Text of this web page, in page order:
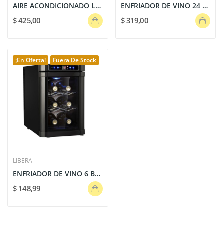
AIRE ACONDICIONADO LIBERA INVERTER 12000 BTU |...
$ 425,00
ENFRIADOR DE VINO 24 BOTELLAS
$ 319,00
¡En Oferta! Fuera De Stock
LIBERA
ENFRIADOR DE VINO 6 BOTELLAS
$ 148,99